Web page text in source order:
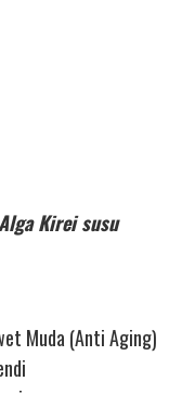
Kirei susu
Muda (Anti Aging)